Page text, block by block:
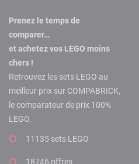
Prenez le temps de
comparer…
et achetez vos LEGO moins
chers !
Retrouvez les sets LEGO au
meilleur prix sur COMPABRICK,
le comparateur de prix 100%
LEGO.
11135 sets LEGO
18746 offres